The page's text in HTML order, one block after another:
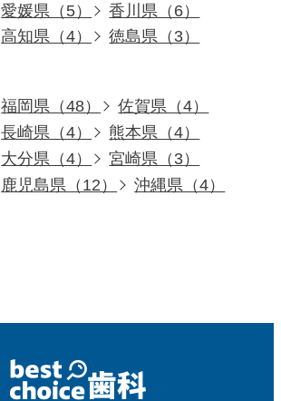
愛媛県（5）
香川県（6）
高知県（4）
徳島県（3）
福岡県（48）
佐賀県（4）
長崎県（4）
熊本県（4）
大分県（4）
宮崎県（3）
鹿児島県（12）
沖縄県（4）